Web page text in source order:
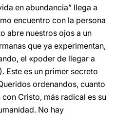
en abundancia” llega a
encuentro con la persona
abre nuestros ojos a un
que ya experimentan,
el «poder de llegar a
Este es un primer secreto
ordenandos, cuanto
Cristo, más radical es su
No hay